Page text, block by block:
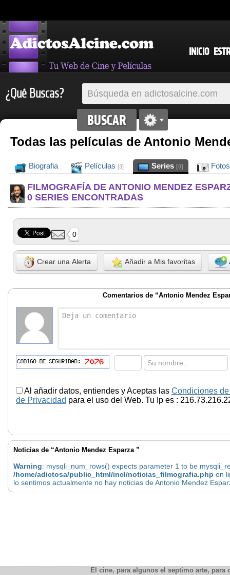
INICIO
¿Qué Buscas?
Todas las películas de Antonio
Biografia Películas [3] Series [0]
FILMOGRAFÍA DE ANTONIO MENDEZ
0 SERIES ENCONTRADAS
0
Crear una Alerta Añadir a Mis favoritas
Comentarios de “Antonio Mendez
Al añadir datos, entiendes y Aceptas las Condiciones
de Privacidad para el uso del Web. Tu Ip es :
Noticias de “Antonio Mendez Esparza ”
Warning: mysqli_num_rows() expects parameter 1 to be
/home/adictosa/public_html/incl/noticias_filmografia.php on
lo sentimos actualmente no hay noticias de Antonio Mendez
El cine, para algunos el septimo arte,